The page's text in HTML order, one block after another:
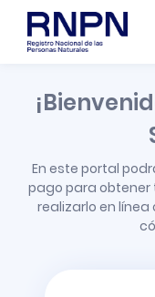
En este portal
pago para obtener
realizarlo en